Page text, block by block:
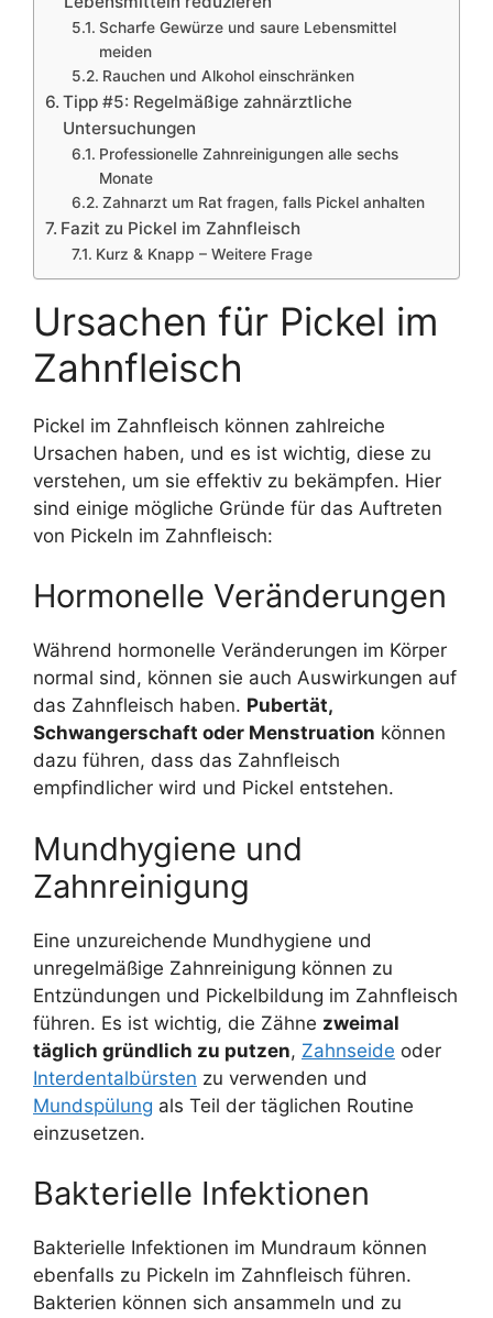
Scharfe Gewürze und saure Lebensmittel
meiden
Rauchen und Alkohol einschränken
Tipp #5: Regelmäßige zahnärztliche
Untersuchungen
Professionelle Zahnreinigungen alle sechs
Monate
Zahnarzt um Rat fragen, falls Pickel anhalten
Fazit zu Pickel im Zahnfleisch
Kurz & Knapp – Weitere Frage
Ursachen für Pickel im
Zahnfleisch
Pickel im Zahnfleisch können zahlreiche
Ursachen haben, und es ist wichtig, diese zu
verstehen, um sie effektiv zu bekämpfen. Hier
sind einige mögliche Gründe für das Auftreten
von Pickeln im Zahnfleisch:
Hormonelle Veränderungen
Während hormonelle Veränderungen im Körper
normal sind, können sie auch Auswirkungen auf
das Zahnfleisch haben. Pubertät,
Schwangerschaft oder Menstruation können
dazu führen, dass das Zahnfleisch
empfindlicher wird und Pickel entstehen.
Mundhygiene und
Zahnreinigung
Eine unzureichende Mundhygiene und
unregelmäßige Zahnreinigung können zu
Entzündungen und Pickelbildung im Zahnfleisch
führen. Es ist wichtig, die Zähne zweimal
täglich gründlich zu putzen, Zahnseide oder
Interdentalbürsten zu verwenden und
Mundspülung als Teil der täglichen Routine
einzusetzen.
Bakterielle Infektionen
Bakterielle Infektionen im Mundraum können
ebenfalls zu Pickeln im Zahnfleisch führen.
Bakterien können sich ansammeln und zu